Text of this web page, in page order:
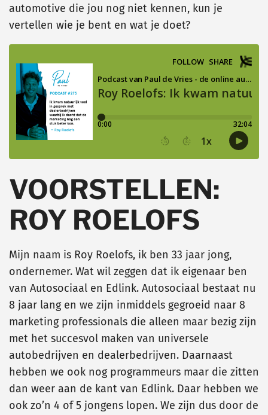
automotive die jou nog niet kennen, kun je
vertellen wie je bent en wat je doet?
VOORSTELLEN:
ROY ROELOFS
Mijn naam is Roy Roelofs, ik ben 33 jaar jong,
ondernemer. Wat wil zeggen dat ik eigenaar ben
van Autosociaal en Edlink. Autosociaal bestaat nu
8 jaar lang en we zijn inmiddels gegroeid naar 8
marketing professionals die alleen maar bezig zijn
met het succesvol maken van universele
autobedrijven en dealerbedrijven. Daarnaast
hebben we ook nog programmeurs maar die zitten
dan weer aan de kant van Edlink. Daar hebben we
ook zo’n 4 of 5 jongens lopen. We zijn dus door de